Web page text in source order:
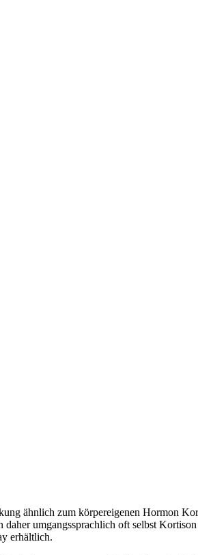
ähnlich zum körpereigenen Hormon
umgangssprachlich oft selbst
erhältlich.